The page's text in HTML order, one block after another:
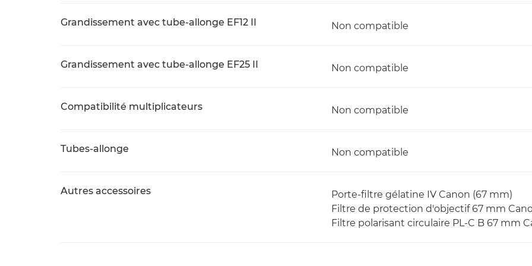
Grandissement avec tube-allonge EF12 II Non compatible
Grandissement avec tube-allonge EF25 II Non compatible
Compatibilité multiplicateurs Non compatible
Tubes-allonge Non compatible
Autres accessoires
Porte-filtre gélatine IV Canon (67 mm)
Filtre de protection d'objectif 67 mm
Filtre polarisant circulaire PL-C B 67 mm